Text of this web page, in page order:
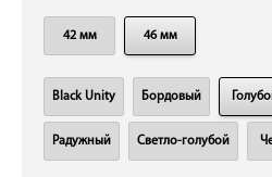
42 мм 46 мм
Black Unity Бордовый
Радужный Светло-голубой